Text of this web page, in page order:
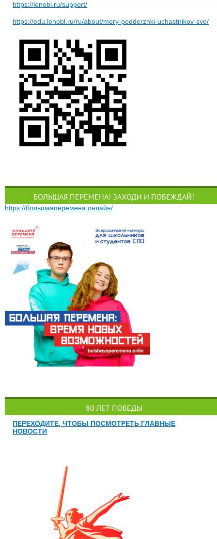
https://lenobl.ru/support/
https://edu.lenobl.ru/ru/about/mery-podderzhki-uchastnikov-svo/
БОЛЬШАЯ ПЕРЕМЕНА! ЗАХОДИ И ПОБЕЖДАЙ!
https://большаяперемена.онлайн/
80 ЛЕТ ПОБЕДЫ
ПЕРЕХОДИТЕ, ЧТОБЫ ПОСМОТРЕТЬ ГЛАВНЫЕ
НОВОСТИ